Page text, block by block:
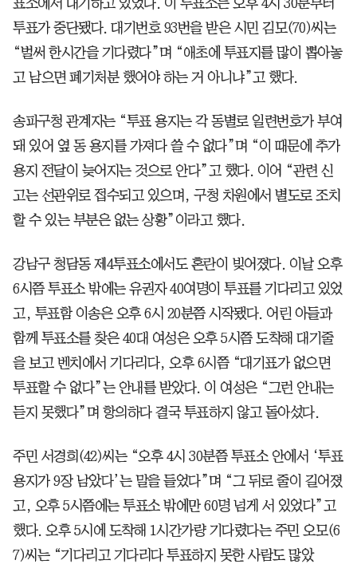
표소에서 대기하고 있었다. 이 투표소는 오후 4시 30분부터
투표가 중단됐다. 대기번호 93번을 받은 시민 김모(70)씨는
“벌써 한시간을 기다렸다”며 “애초에 투표지를 많이 뽑아놓
고 남으면 폐기처분 했어야 하는 거 아니냐”고 했다.
송파구청 관계자는 “투표 용지는 각 동별로 일련번호가 부여
돼 있어 옆 동 용지를 가져다 쓸 수 없다”며 “이 때문에 추가
용지 전달이 늦어지는 것으로 안다”고 했다. 이어 “관련 신
고는 선관위로 접수되고 있으며, 구청 차원에서 별도로 조치
할 수 있는 부분은 없는 상황”이라고 했다.
강남구 청담동 제4투표소에서도 혼란이 빚어졌다. 이날 오후
6시쯤 투표소 밖에는 유권자 40여명이 투표를 기다리고 있었
고, 투표함 이송은 오후 6시 20분쯤 시작됐다. 어린 아들과
함께 투표소를 찾은 40대 여성은 오후 5시쯤 도착해 대기줄
을 보고 벤치에서 기다리다, 오후 6시쯤 “대기표가 없으면
투표할 수 없다”는 안내를 받았다. 이 여성은 “그런 안내는
듣지 못했다”며 항의하다 결국 투표하지 않고 돌아섰다.
주민 서경희(42)씨는 “오후 4시 30분쯤 투표소 안에서 ‘투표
용지가 9장 남았다’는 말을 들었다”며 “그 뒤로 줄이 길어졌
고, 오후 5시쯤에는 투표소 밖에만 60명 넘게 서 있었다”고
했다. 오후 5시에 도착해 1시간가량 기다렸다는 주민 오모(6
7)씨는 “기다리고 기다리다 투표하지 못한 사람도 많았